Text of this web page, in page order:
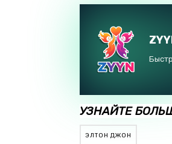
УЗНАЙТЕ
ЭЛТОН ДЖОН